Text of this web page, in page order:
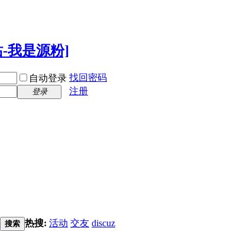
自动登录 找回密码
登录
注册
搜索 热搜: 活动 交友 discuz